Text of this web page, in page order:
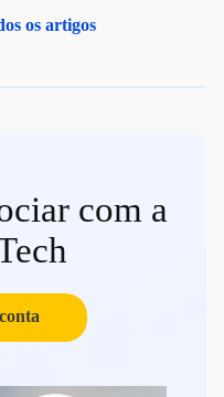
os artigos
com a